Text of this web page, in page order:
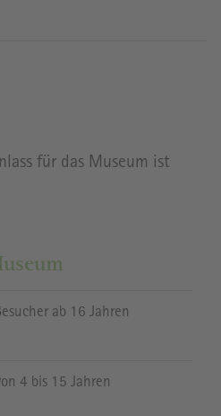
für das Museum ist
ab 16 Jahren
4 bis 15 Jahren